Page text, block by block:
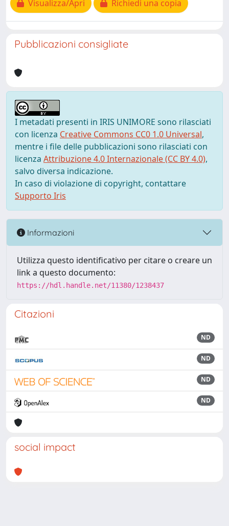
Visualizza/Apri
Richiedi una copia
Pubblicazioni consigliate
I metadati presenti in IRIS UNIMORE sono rilasciati
con licenza Creative Commons CC0 1.0 Universal,
mentre i file delle pubblicazioni sono rilasciati con
licenza Attribuzione 4.0 Internazionale (CC BY 4.0),
salvo diversa indicazione.
In caso di violazione di copyright, contattare
Supporto Iris
Informazioni
Utilizza questo identificativo per citare o creare un
link a questo documento:
https://hdl.handle.net/11380/1238437
Citazioni
ND
ND
ND
ND
social impact